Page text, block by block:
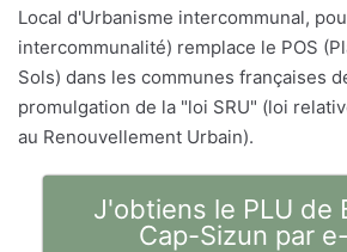
Local d'Urbanisme intercommunal,
intercommunalité) remplace le POS
Sols) dans les communes françaises
promulgation de la "loi SRU" (loi
au Renouvellement Urbain).
J'obtiens le PLU de
Cap-Sizun par